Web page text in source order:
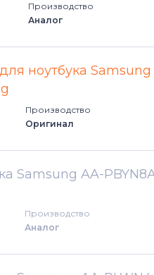
500 Series
510 Series
535 Series
540 Series
780 Series
Производство
Аналог
ноутбука
Производство
Оригинал
Samsung AA-
Производство
Аналог